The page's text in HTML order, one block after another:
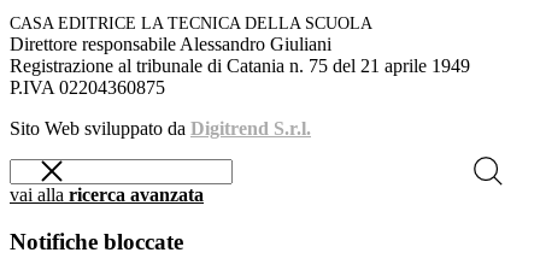
CASA EDITRICE LA TECNICA DELLA SCUOLA
Direttore responsabile Alessandro Giuliani
Registrazione al tribunale di Catania n. 75 del 21 aprile 1949
P.IVA 02204360875
Sito Web sviluppato da Digitrend S.r.l.
vai alla ricerca avanzata
Notifiche bloccate